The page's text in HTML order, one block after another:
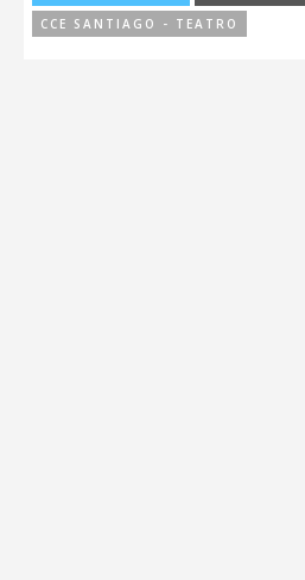
CCE SANTIAGO - TEATRO